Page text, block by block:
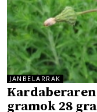
JANBELARRAK
gramok 28